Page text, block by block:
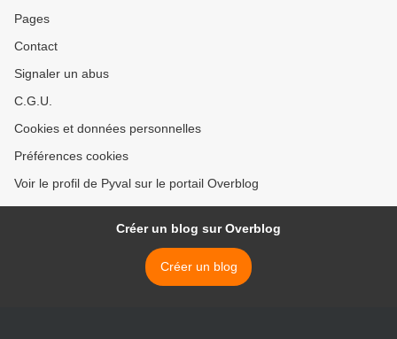
Pages
Contact
Signaler un abus
C.G.U.
Cookies et données personnelles
Préférences cookies
Voir le profil de Pyval sur le portail Overblog
Créer un blog sur Overblog
Créer un blog